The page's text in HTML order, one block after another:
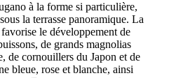
à la forme si particulière,
la terrasse panoramique. La
le développement de
de grands magnolias
de cornouillers du Japon et de
bleue, rose et blanche, ainsi